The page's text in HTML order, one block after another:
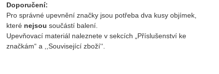
Doporučení:
Pro správné upevnění značky jsou potřeba dva kusy objímek,
které nejsou součástí balení.
Upevňovací materiál naleznete v sekcích „Příslušenství ke
značkám“ a ,,Související zboží‘‘.